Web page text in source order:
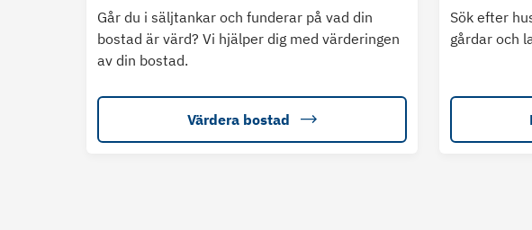
Går du i säljtankar och funderar på vad din
bostad är värd? Vi hjälper dig med värderingen
av din bostad.
Värdera bostad
Sök efter
gårdar och